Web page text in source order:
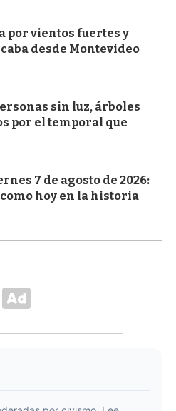
por vientos fuertes y
desde Montevideo
sin luz, árboles
por el temporal que
7 de agosto de 2026:
hoy en la historia